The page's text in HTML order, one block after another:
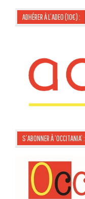
ADHÉRER À L’ADEO (10€) :
S’ABONNER À ‘OCCITANIA’ :